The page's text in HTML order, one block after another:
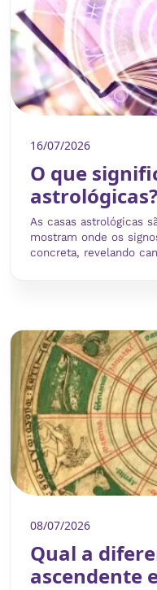
16/07/2026
O que
astrológicas?
As casas astrológicas
mostram onde os
concreta, revelando
08/07/2026
Qual a
ascendente